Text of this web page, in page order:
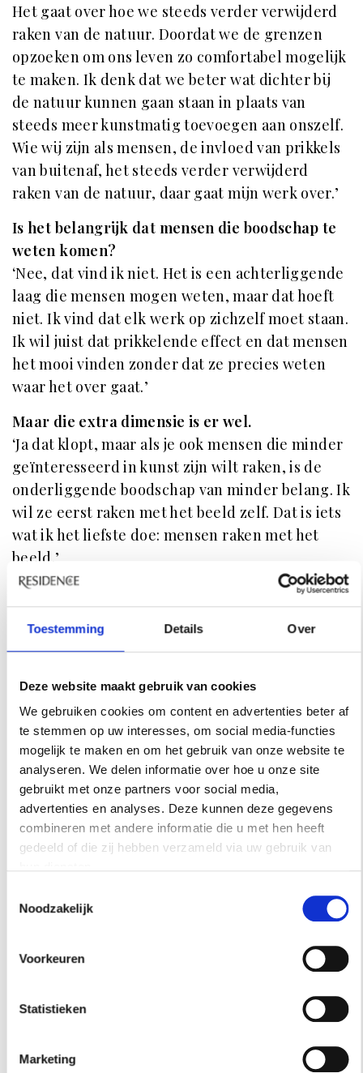
Toestemming Details Over
Deze website maakt gebruik van cookies
We gebruiken cookies om content en advertenties beter af
te stemmen op uw interesses, om social media-functies
mogelijk te maken en om het gebruik van onze website te
analyseren. We delen informatie over hoe u onze site
gebruikt met onze partners voor social media,
advertenties en analyses. Deze kunnen deze gegevens
combineren met andere informatie die u met hen heeft
gedeeld of die zij hebben verzameld via uw gebruik van
Noodzakelijk
Voorkeuren
Statistieken
Marketing
Het gaat over hoe we steeds verder verwijderd
raken van de natuur. Doordat we de grenzen
opzoeken om ons leven zo comfortabel mogelijk
te maken. Ik denk dat we beter wat dichter bij
de natuur kunnen gaan staan in plaats van
steeds meer kunstmatig toevoegen aan onszelf.
Wie wij zijn als mensen, de invloed van prikkels
van buitenaf, het steeds verder verwijderd
raken van de natuur, daar gaat mijn werk over.’
Is het belangrijk dat mensen die boodschap te
weten komen?
‘Nee, dat vind ik niet. Het is een achterliggende
laag die mensen mogen weten, maar dat hoeft
niet. Ik vind dat elk werk op zichzelf moet staan.
Ik wil juist dat prikkelende effect en dat mensen
het mooi vinden zonder dat ze precies weten
waar het over gaat.’
Maar die extra dimensie is er wel.
‘Ja dat klopt, maar als je ook mensen die minder
geïnteresseerd in kunst zijn wilt raken, is de
onderliggende boodschap van minder belang. Ik
wil ze eerst raken met het beeld zelf. Dat is iets
wat ik het liefste doe: mensen raken met het
beeld.’
Wil je meer informatie?
www.sinadyks.com